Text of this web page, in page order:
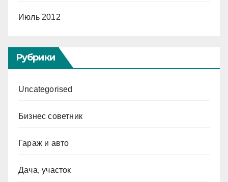
Июль 2012
Рубрики
Uncategorised
Бизнес советник
Гараж и авто
Дача, участок